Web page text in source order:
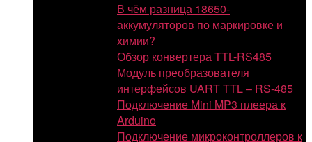
В чём разница 18650-
аккумуляторов по маркировке и
химии?
Обзор конвертера TTL-RS485
Модуль преобразователя
интерфейсов UART TTL – RS-485
Подключение Mini MP3 плеера к
Arduino
Подключение микроконтроллеров к